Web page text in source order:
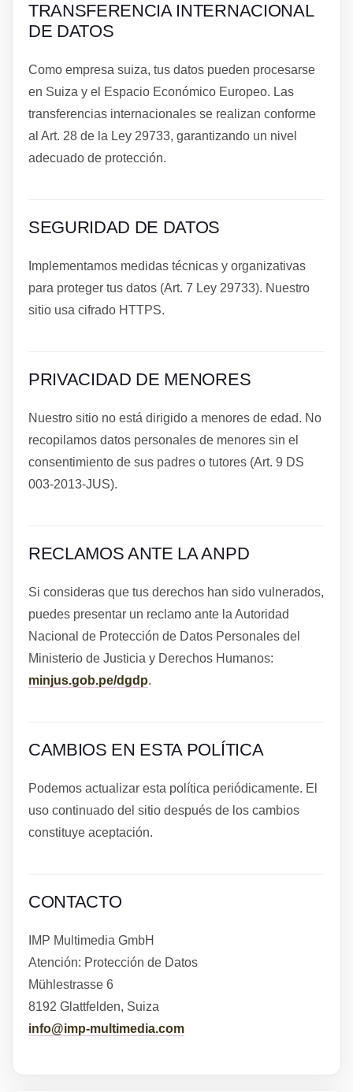
TRANSFERENCIA INTERNACIONAL
DE DATOS
Como empresa suiza, tus datos pueden procesarse
en Suiza y el Espacio Económico Europeo. Las
transferencias internacionales se realizan conforme
al Art. 28 de la Ley 29733, garantizando un nivel
adecuado de protección.
SEGURIDAD DE DATOS
Implementamos medidas técnicas y organizativas
para proteger tus datos (Art. 7 Ley 29733). Nuestro
sitio usa cifrado HTTPS.
PRIVACIDAD DE MENORES
Nuestro sitio no está dirigido a menores de edad. No
recopilamos datos personales de menores sin el
consentimiento de sus padres o tutores (Art. 9 DS
003-2013-JUS).
RECLAMOS ANTE LA ANPD
Si consideras que tus derechos han sido vulnerados,
puedes presentar un reclamo ante la Autoridad
Nacional de Protección de Datos Personales del
Ministerio de Justicia y Derechos Humanos:
minjus.gob.pe/dgdp.
CAMBIOS EN ESTA POLÍTICA
Podemos actualizar esta política periódicamente. El
uso continuado del sitio después de los cambios
constituye aceptación.
CONTACTO
IMP Multimedia GmbH
Atención: Protección de Datos
Mühlestrasse 6
8192 Glattfelden, Suiza
info@imp-multimedia.com